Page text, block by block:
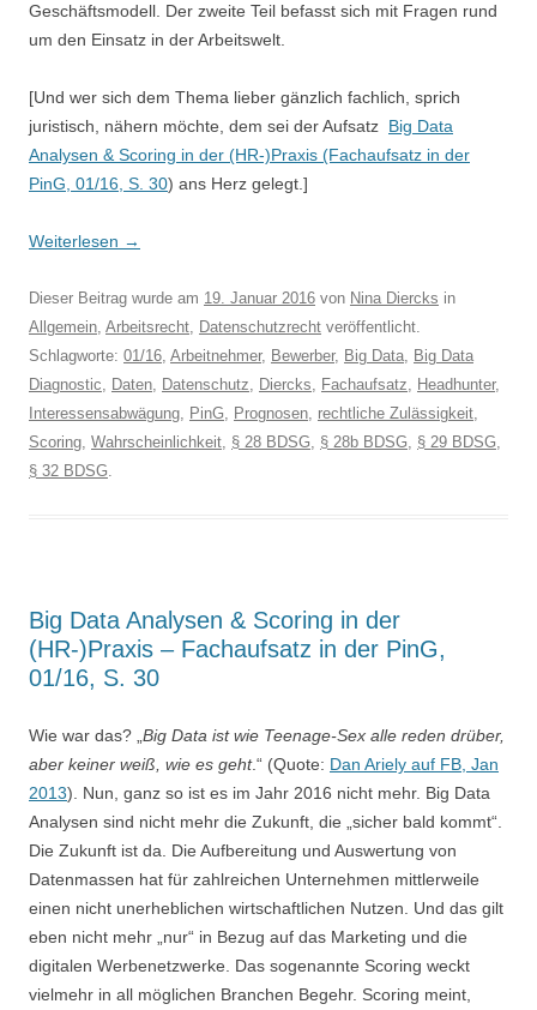
Geschäftsmodell. Der zweite Teil befasst sich mit Fragen rund
um den Einsatz in der Arbeitswelt.
[Und wer sich dem Thema lieber gänzlich fachlich, sprich
juristisch, nähern möchte, dem sei der Aufsatz Big Data
Analysen & Scoring in der (HR-)Praxis (Fachaufsatz in der
PinG, 01/16, S. 30) ans Herz gelegt.]
Weiterlesen →
Dieser Beitrag wurde am 19. Januar 2016 von Nina Diercks in
Allgemein, Arbeitsrecht, Datenschutzrecht veröffentlicht.
Schlagworte: 01/16, Arbeitnehmer, Bewerber, Big Data, Big Data
Diagnostic, Daten, Datenschutz, Diercks, Fachaufsatz, Headhunter,
Interessensabwägung, PinG, Prognosen, rechtliche Zulässigkeit,
Scoring, Wahrscheinlichkeit, § 28 BDSG, § 28b BDSG, § 29 BDSG,
§ 32 BDSG.
Big Data Analysen & Scoring in der
(HR-)Praxis – Fachaufsatz in der PinG,
01/16, S. 30
Wie war das? „Big Data ist wie Teenage-Sex alle reden drüber,
aber keiner weiß, wie es geht.“ (Quote: Dan Ariely auf FB, Jan
2013). Nun, ganz so ist es im Jahr 2016 nicht mehr. Big Data
Analysen sind nicht mehr die Zukunft, die „sicher bald kommt“.
Die Zukunft ist da. Die Aufbereitung und Auswertung von
Datenmassen hat für zahlreichen Unternehmen mittlerweile
einen nicht unerheblichen wirtschaftlichen Nutzen. Und das gilt
eben nicht mehr „nur“ in Bezug auf das Marketing und die
digitalen Werbenetzwerke. Das sogenannte Scoring weckt
vielmehr in all möglichen Branchen Begehr. Scoring meint,